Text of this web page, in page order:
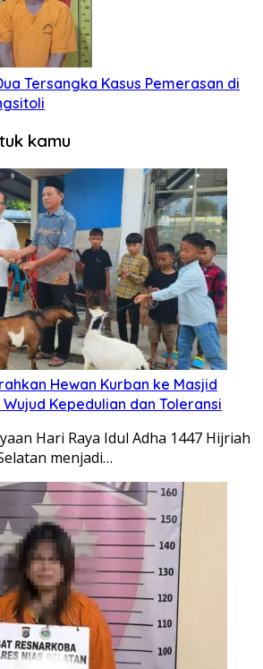
Tersangka Kasus Pemerasan di
kamu
Hewan Kurban ke Masjid
Kepedulian dan Toleransi
Hari Raya Idul Adha 1447 Hijriah
menjadi…